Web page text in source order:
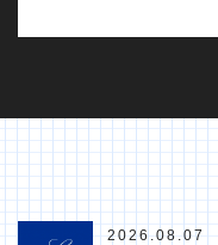
2026.08.07